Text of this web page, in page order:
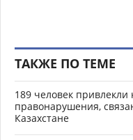
ТАКЖЕ ПО ТЕМЕ
189 человек привлекли
правонарушения,
Казахстане